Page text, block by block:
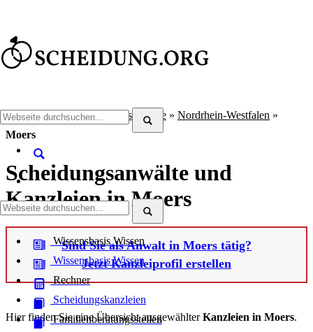
Wissensbasis Wissen
Wissensbasis Wissen
Rechner
Scheidungskanzleien
Familienberatungsstellen
Scheidung.org»Scheidungsanwälte » Nordrhein-Westfalen »
Moers
Scheidungsanwälte und
Kanzleien in Moers
Sind Sie als Anwalt in Moers tätig?
Jetzt Kanzleiprofil erstellen
Hier finden Sie eine Übersicht ausgewählterKanzleien in Moers.